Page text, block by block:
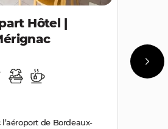
Hôtel |
de Bordeaux-